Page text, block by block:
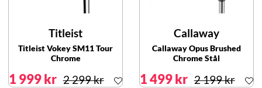
Titleist
Titleist Vokey SM11 Tour
Chrome
1 999 kr 2 299 kr
Callaway
Callaway Opus Brushed
Chrome Stål
1 499 kr 2 199 kr